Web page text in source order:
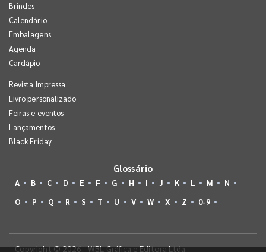
Brindes
Calendário
Embalagens
Agenda
Cardápio
Revista Impressa
Livro personalizado
Feiras e eventos
Lançamentos
Black Friday
Glossário
A B C D E F G H I J K L M
N
O
P Q R S T U V W X Z 0-9
Copyright © 2026 - WBL Gráfica e Editora Ltda.